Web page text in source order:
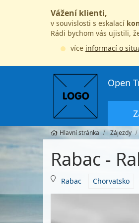
Vážení klienti,
v souvislosti s eskalací
Rádi bychom vás ujistili,
více informací o
Open
Hlavní stránka Zájezdy
Rabac -
Rabac Chorvatsko